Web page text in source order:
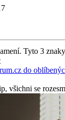
Tyto 3
do
všichni se